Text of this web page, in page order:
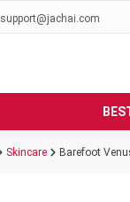
support@jachai.com
Skincare Barefoot